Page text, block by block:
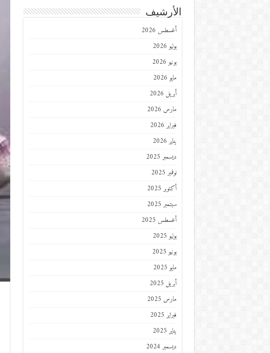
الأرشيف
أغسطس 2026
يوليو 2026
يونيو 2026
مايو 2026
أبريل 2026
مارس 2026
فبراير 2026
يناير 2026
ديسمبر 2025
نوفمبر 2025
أكتوبر 2025
سبتمبر 2025
أغسطس 2025
يوليو 2025
يونيو 2025
مايو 2025
أبريل 2025
مارس 2025
فبراير 2025
يناير 2025
ديسمبر 2024